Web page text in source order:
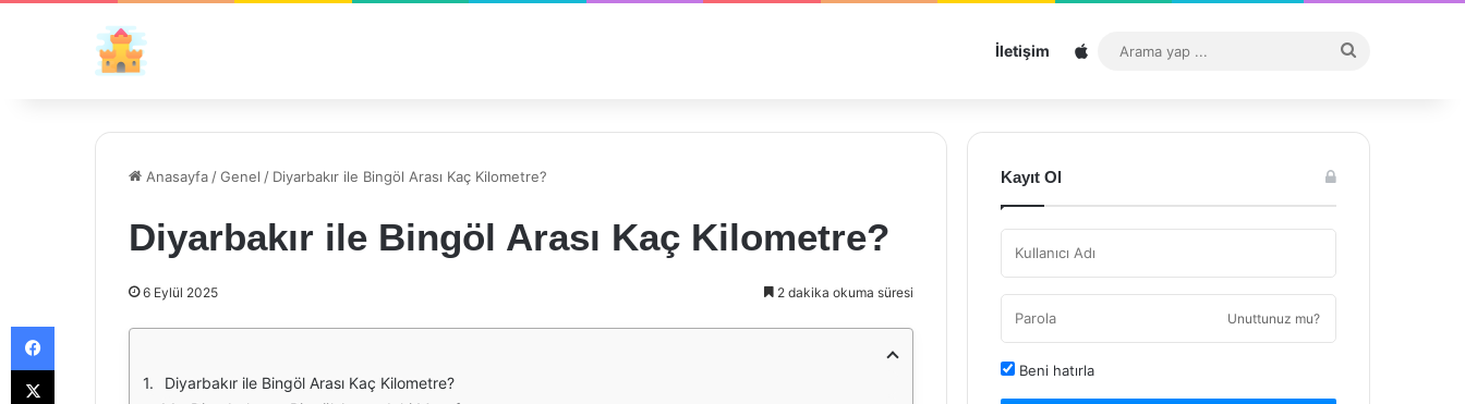
İletişim Sitemap
...
Anasayfa /Genel / Diyarbakır ile Bingöl Arası Kaç Kilometre?
Diyarbakır ile Bingöl Arası Kaç Kilometre?
6 Eylül 2025 2 dakika okuma süresi
Diyarbakır ile Bingöl Arası Kaç Kilometre?
Kayıt Ol
Unuttunuz mu?
Beni hatırla
Facebook
X